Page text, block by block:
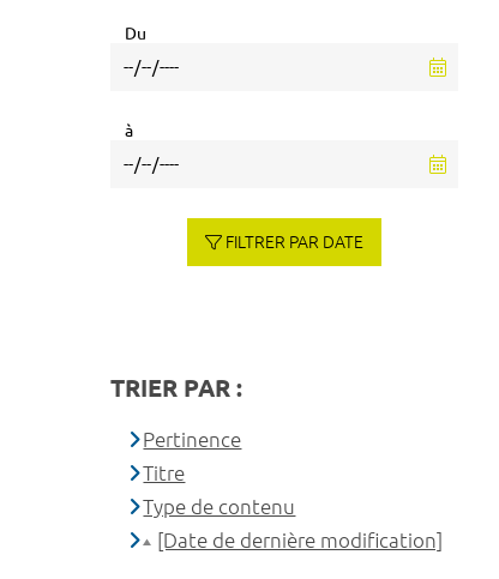
Du
à
FILTRER PAR DATE
TRIER PAR :
Pertinence
Titre
Type de contenu
[Date de dernière modification]